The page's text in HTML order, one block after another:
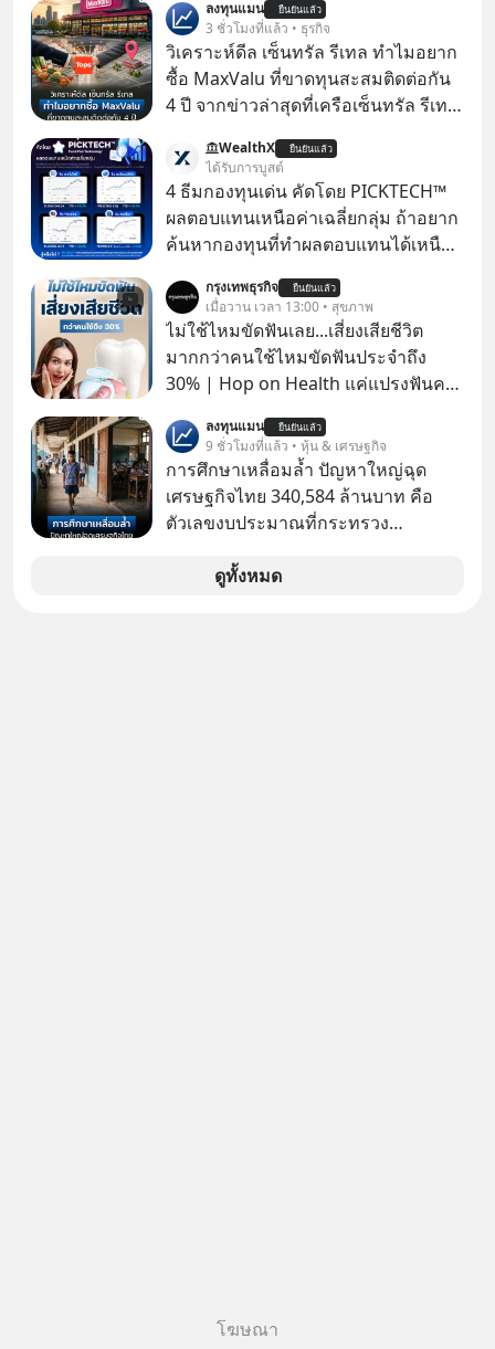
ลงทุนแมน ยืนยันแล้ว
3 ชั่วโมงที่แล้ว • ธุรกิจ
วิเคราะห์ดีล เซ็นทรัล รีเทล ทำไมอยาก
ซื้อ MaxValu ที่ขาดทุนสะสมติดต่อกัน
4 ปี จากข่าวล่าสุดที่เครือเซ็นทรัล รีเทล
เปอร์มาร์เก็ต MaxValu ในประเทศไทย
ที่มีอยู่ทั้งหมด 30 สาขา และจะเปลี่ยน
MaxValu เป็นแบรนด์ Tops ทั้งหมด
WealthX ยืนยันแล้ว
ได้รับการบูสต์
4 ธีมกองทุนเด่น คัดโดย PICKTECH™
ผลตอบแทนเหนือค่าเฉลี่ยกลุ่ม ถ้าอยาก
ค้นหากองทุนที่ทำผลตอบแทนได้เหนือ
ค้นหาข้อมูลและวิเคราะห์เองให้เสีย
เวลา แค่ใช้ PICKTECH™ บนแอป
WealthX ช่วยคัดกองทุนเด่นให้ได้
กรุงเทพธุรกิจ ยืนยันแล้ว
เมื่อวาน เวลา 13:00 • สุขภาพ
ไม่ใช้ไหมขัดฟันเลย...เสี่ยงเสียชีวิต
มากกว่าคนใช้ไหมขัดฟันประจำถึง
30% | Hop on Health แค่แปรงฟันคง
อายุ 5,000 คน มีข้อมูลที่น่าสนใจเกี่ยว
กับโรคต่างๆที่เกิดจากการไม่ใช้ไหมขัด
ฟันเป็นประจำ เสี่ยงเกิดโรคนำไปสู่การ
เสียชีวิต...อะไรคือสาเหตุติดตามได้ใน
ลงทุนแมน ยืนยันแล้ว
9 ชั่วโมงที่แล้ว • หุ้น & เศรษฐกิจ
การศึกษาเหลื่อมล้ำ ปัญหาใหญ่ฉุด
เศรษฐกิจไทย 340,584 ล้านบาท คือ
ตัวเลขงบประมาณที่กระทรวง
รายจ่ายประจำปี 2568 ซึ่งมากที่สุดเป็น
ดูทั้งหมด
โฆษณา